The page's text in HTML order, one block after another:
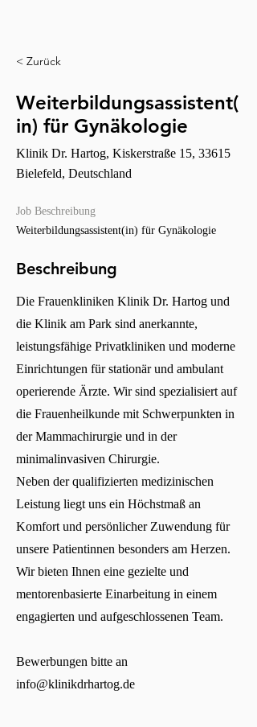
< Zurück
Weiterbildungsassistent(
in) für Gynäkologie
Klinik Dr. Hartog, Kiskerstraße 15, 33615
Bielefeld, Deutschland
Job Beschreibung
Weiterbildungsassistent(in) für Gynäkologie
Beschreibung
Die Frauenkliniken Klinik Dr. Hartog und
die Klinik am Park sind anerkannte,
leistungsfähige Privatkliniken und moderne
Einrichtungen für stationär und ambulant
operierende Ärzte. Wir sind spezialisiert auf
die Frauenheilkunde mit Schwerpunkten in
der Mammachirurgie und in der
minimalinvasiven Chirurgie.
Neben der qualifizierten medizinischen
Leistung liegt uns ein Höchstmaß an
Komfort und persönlicher Zuwendung für
unsere Patientinnen besonders am Herzen.
Wir bieten Ihnen eine gezielte und
mentorenbasierte Einarbeitung in einem
engagierten und aufgeschlossenen Team.
Bewerbungen bitte an
info@klinikdrhartog.de